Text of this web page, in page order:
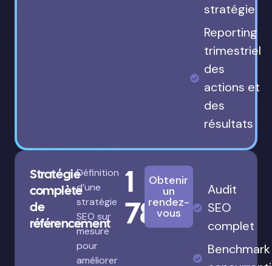
stratégie
Reporting
trimestriel
des
actions et
des
résultats
Stratégie
complète
de
référencement
Définition
d’une
stratégie
SEO sur
mesure
pour
améliorer
1
780€
Obtenir
un
rendez-
vous
Audit
SEO
complet
Benchmark